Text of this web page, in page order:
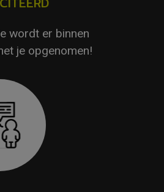
wordt er binnen
je opgenomen!